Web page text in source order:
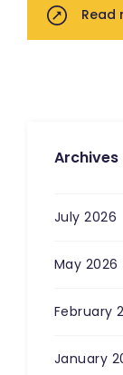
Read
Archives
July 2026
May 2026
February
January